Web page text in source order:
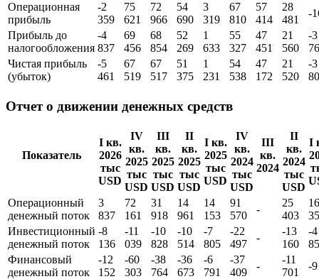
Операционная
прибыль
-2
359
75
621
72
966
54
690
3
319
67
810
57
414
28
481
-
Прибыль до
налогообложения
-4
837
69
456
68
854
52
269
1
633
55
327
47
451
21
560
-3
Чистая прибыль
(убыток)
-5
461
67
519
67
517
51
375
1
231
54
538
47
172
21
520
-3
Отчет о движении денежных средств
Показатель
I кв.
2026
тыс
USD
IV
кв.
2025
тыс
USD
III
кв.
2025
тыс
USD
II
кв.
2025
тыс
USD
I кв.
2025
тыс
USD
IV
кв.
2024
тыс
USD
III
кв.
2024
II
кв.
2024
тыс
USD
I
Операционный
денежный поток
3
837
72
161
31
918
14
961
14
153
91
570
-
25
403
16
Инвестиционный
денежный поток
-8
136
-11
039
-10
828
-10
514
-7
805
-22
497
-
-13
160
-4
Финансовый
денежный поток
-12
152
-60
303
-38
764
-36
673
-6
791
-37
409
-
-11
701
-